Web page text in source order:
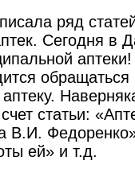
ряд
Сегодня в
статьи:
В.И.
ей» и т.д.